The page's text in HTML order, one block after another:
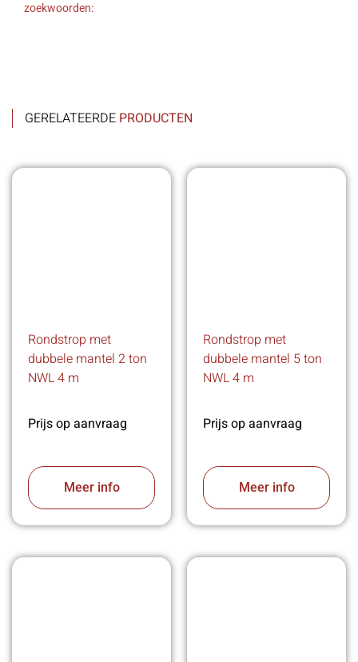
zoekwoorden:
GERELATEERDE PRODUCTEN
Rondstrop met
dubbele mantel 2 ton
NWL 4 m
Prijs op aanvraag
Meer info
Rondstrop met
dubbele mantel 5 ton
NWL 4 m
Prijs op aanvraag
Meer info